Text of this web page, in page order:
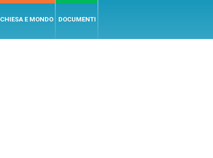
CHIESA E MONDO DOCUMENTI